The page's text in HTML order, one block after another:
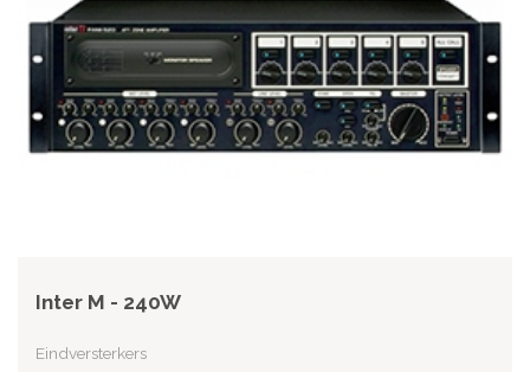
Inter M - 240W
Eindversterkers